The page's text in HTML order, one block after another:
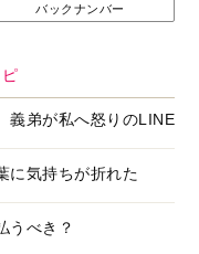
ージについてのお詫び
と訂正